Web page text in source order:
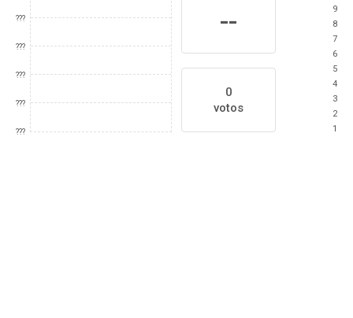
???
???
???
???
???
--
0
votos
9
8
7
6
5
4
3
2
1